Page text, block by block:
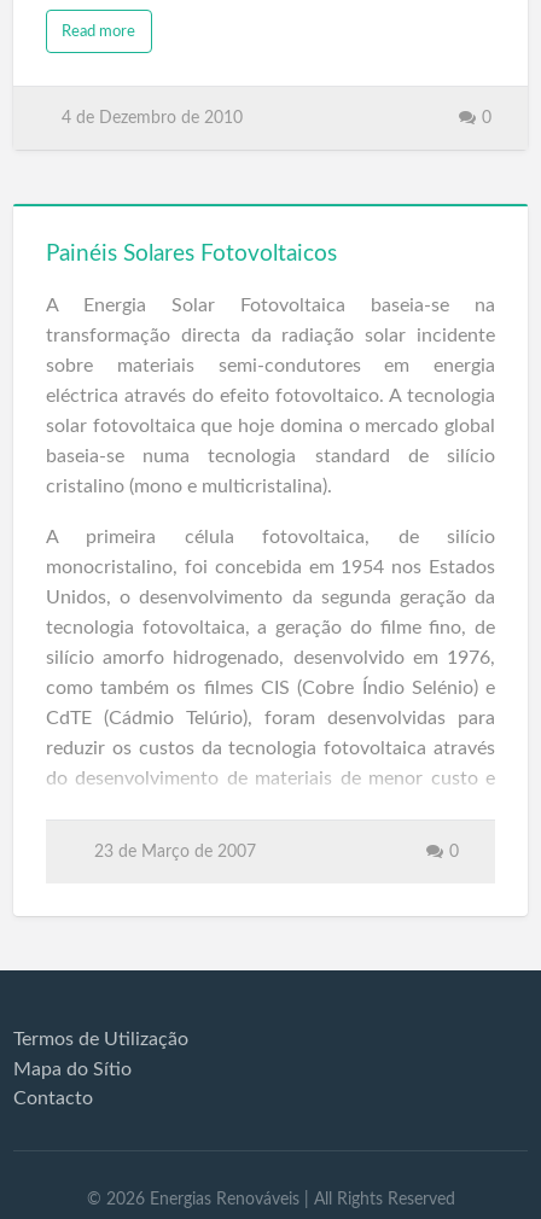
Read more
4 de Dezembro de 2010 0
Painéis Solares Fotovoltaicos
A Energia Solar Fotovoltaica baseia-se na
transformação directa da radiação solar incidente
sobre materiais semi-condutores em energia
eléctrica através do efeito fotovoltaico. A tecnologia
solar fotovoltaica que hoje domina o mercado global
baseia-se numa tecnologia standard de silício
cristalino (mono e multicristalina).
A primeira célula fotovoltaica, de silício
monocristalino, foi concebida em 1954 nos Estados
Unidos, o desenvolvimento da segunda geração da
tecnologia fotovoltaica, a geração do filme fino, de
silício amorfo hidrogenado, desenvolvido em 1976,
como também os filmes CIS (Cobre Índio Selénio) e
CdTE (Cádmio Telúrio), foram desenvolvidas para
reduzir os custos da tecnologia fotovoltaica através
do desenvolvimento de materiais de menor custo e
23 de Março de 2007 0
Termos de Utilização
Mapa do Sítio
Contacto
© 2026 Energias Renováveis| All Rights Reserved